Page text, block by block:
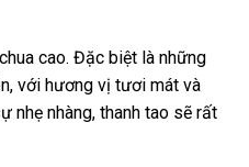
cao. Đặc biệt là những
với hương vị tươi mát và
nhẹ nhàng, thanh tao sẽ rất